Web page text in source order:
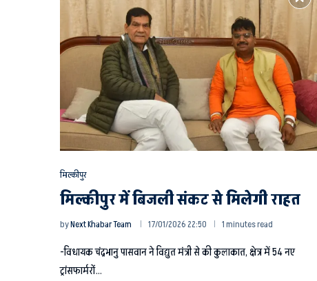
मिल्कीपुर
मिल्कीपुर में बिजली संकट से मिलेगी राहत
byNext Khabar Team 17/01/2026 22:50 1 minutes read
-विधायक चंद्रभानु पासवान ने विद्युत मंत्री से की कुलाकात, क्षेत्र में 54 नए
ट्रांसफार्मरों…